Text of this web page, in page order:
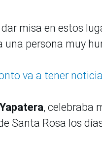
misa en estos
una persona muy
va a tener
, celebraba
Santa Rosa los